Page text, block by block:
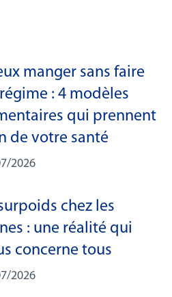
manger sans faire
: 4 modèles
qui prennent
de votre santé
2026
chez les
: une réalité qui
concerne tous
2026